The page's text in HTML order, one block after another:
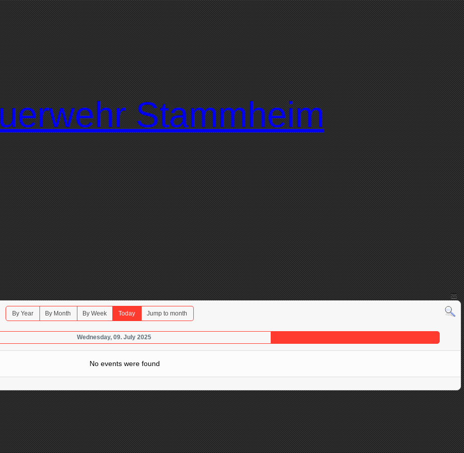
Stammheim
By Year By Month By Week Today Jump to month
Wednesday, 09. July 2025
No events were found